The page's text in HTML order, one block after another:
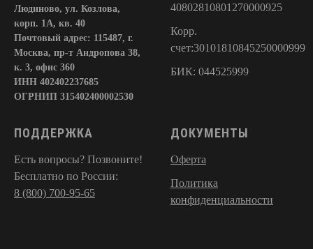
• Общение в закрытом
Людиново, ул. Козлова,
корп. 1А, кв. 40
Почтовый адрес: 115487, г.
Москва, пр-т Андропова 38,
к. 3, офис 360
ИНН 402402237685
ОГРНИП 315402400002530
40802810801270000925
Корр.
счет:30101810845250000999
БИК: 044525999
ПОДДЕРЖКА
Есть вопросы? Позвоните!
Бесплатно по России:
8 (800) 700-95-65
ДОКУМЕНТЫ
Оферта
Политика
конфиденциальности